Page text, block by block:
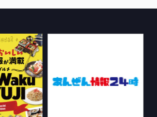
2026.07.30
情報を更新しました。
】の情報を更新しました。
わかやま医療ナビの情報を更新しまし